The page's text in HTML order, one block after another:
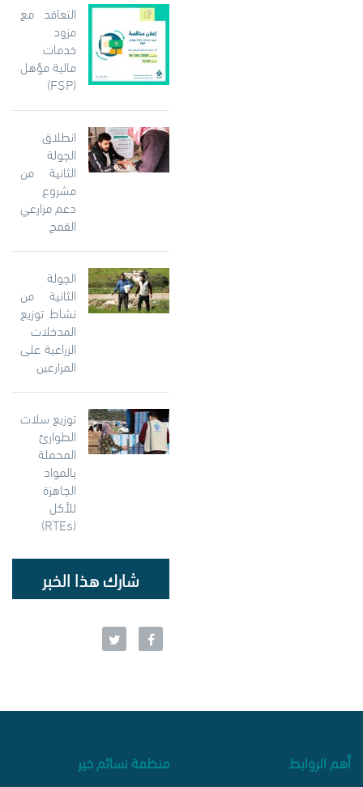
التعاقد مع
مزود
خدمات
مالية مؤهل
(FSP)
انطلاق
الجولة
الثانية من
مشروع
دعم مزارعي
القمح
الجولة
الثانية من
نشاط توزيع
المدخلات
الزراعية على
المزارعين
توزيع سلات
الطوارئ
المحملة
بالمواد
الجاهزة
للأكل
(RTEs)
شارك هذا الخبر
منظمة نسائم خير
أهم الروابط